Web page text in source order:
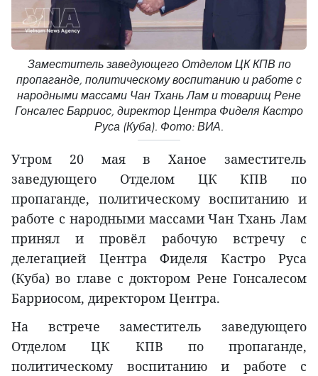
Заместитель заведующего Отделом ЦК КПВ по
пропаганде, политическому воспитанию и работе с
народными массами Чан Тхань Лам и товарищ Рене
Гонсалес Барриос, директор Центра Фиделя Кастро
Руса (Куба). Фото: ВИА.
Утром 20 мая в Ханое заместитель
заведующего Отделом ЦК КПВ по
пропаганде, политическому воспитанию и
работе с народными массами Чан Тхань Лам
принял и провёл рабочую встречу с
делегацией Центра Фиделя Кастро Руса
(Куба) во главе с доктором Рене Гонсалесом
Барриосом, директором Центра.
На встрече заместитель заведующего
Отделом ЦК КПВ по пропаганде,
политическому воспитанию и работе с